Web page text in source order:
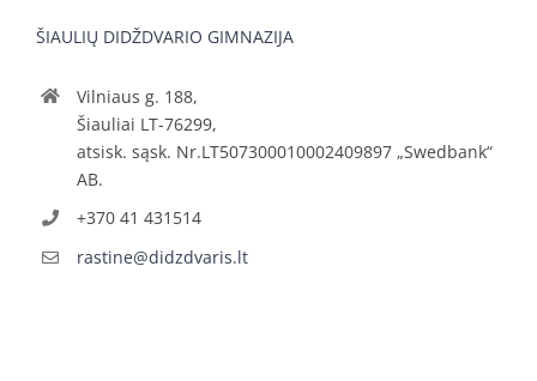
ŠIAULIŲ DIDŽDVARIO GIMNAZIJA
Vilniaus g. 188,
Šiauliai LT-76299,
atsisk. sąsk. Nr.LT507300010002409897 „Swedbank“
AB.
+370 41 431514
rastine@didzdvaris.lt